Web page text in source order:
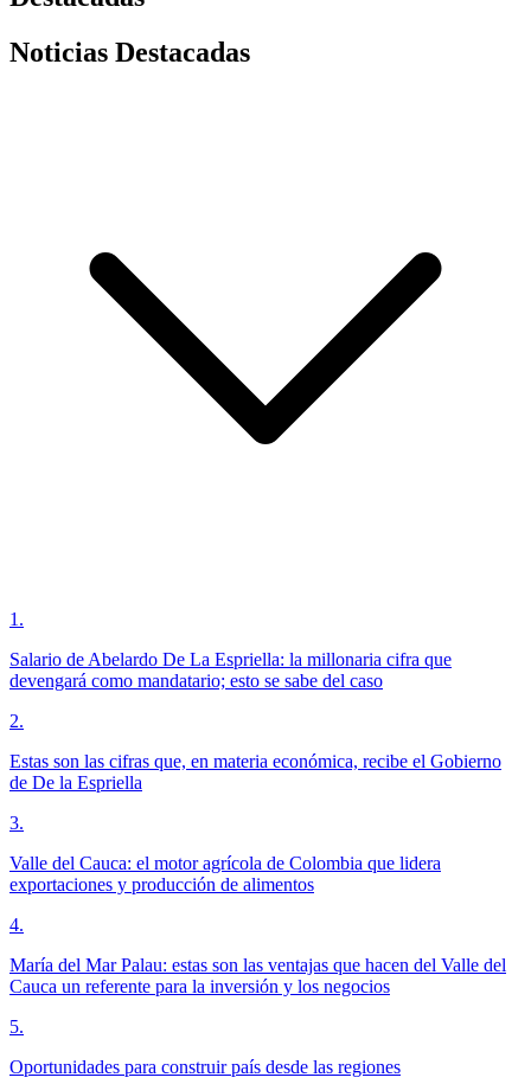
Noticias Destacadas
1 .
Salario de Abelardo De La Espriella: la millonaria cifra que
devengará como mandatario; esto se sabe del caso
2.
Estas son las cifras que, en materia económica, recibe el Gobierno
de De la Espriella
3.
Valle del Cauca: el motor agrícola de Colombia que lidera
exportaciones y producción de alimentos
4.
María del Mar Palau: estas son las ventajas que hacen del Valle del
Cauca un referente para la inversión y los negocios
5.
Oportunidades para construir país desde las regiones